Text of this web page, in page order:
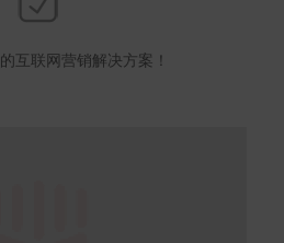
互联网营销解决方案！